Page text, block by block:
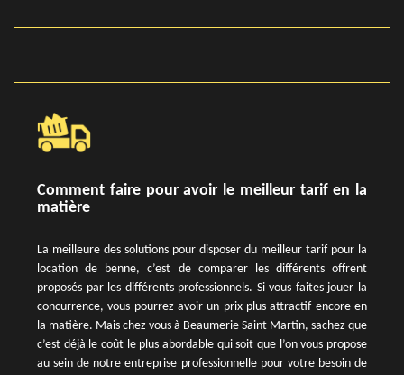
Comment faire pour avoir le meilleur tarif en la
matière
La meilleure des solutions pour disposer du meilleur tarif pour la
location de benne, c’est de comparer les différents offrent
proposés par les différents professionnels. Si vous faites jouer la
concurrence, vous pourrez avoir un prix plus attractif encore en
la matière. Mais chez vous à Beaumerie Saint Martin, sachez que
c’est déjà le coût le plus abordable qui soit que l’on vous propose
au sein de notre entreprise professionnelle pour votre besoin de